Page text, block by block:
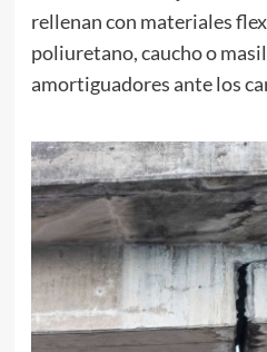
rellenan con materiales
poliuretano, caucho o
amortiguadores ante los